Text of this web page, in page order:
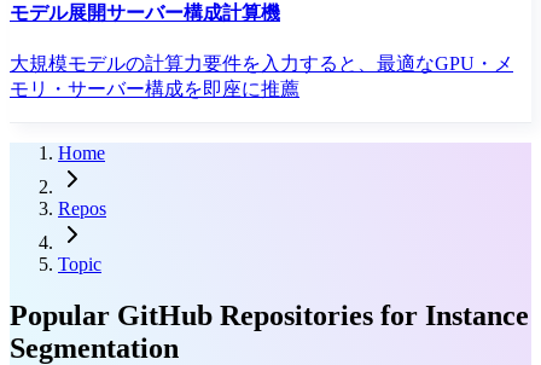
モデル展開サーバー構成計算機
大規模モデルの計算力要件を入力すると、最適なGPU・メ
モリ・サーバー構成を即座に推薦
Home
Repos
Topic
Popular GitHub Repositories for Instance
Segmentation